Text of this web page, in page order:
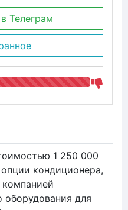
Телеграм
1 250 000
кондиционера,
оборудования для